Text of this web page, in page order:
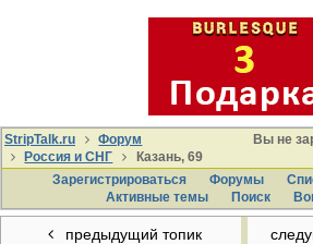
Вы не
StripTalk.ru
Форум
Россия и СНГ
Казань, 69
Зарегистрироваться
Форумы
Активные темы
Поиcк
предыдущий топик